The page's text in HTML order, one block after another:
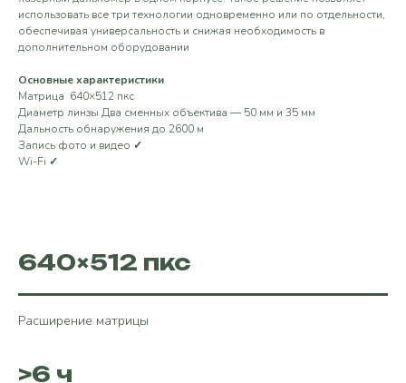
использовать все три технологии одновременно или по отдельности,
обеспечивая универсальность и снижая необходимость в
дополнительном оборудовании
Основные характеристики
Матрица 640×512 пкс
Диаметр линзы Два сменных объектива — 50 мм и 35 мм
Дальность обнаружения до 2600 м
Запись фото и видео ✓
Wi-Fi ✓
640×512 пкс
Расширение матрицы
>6 ч